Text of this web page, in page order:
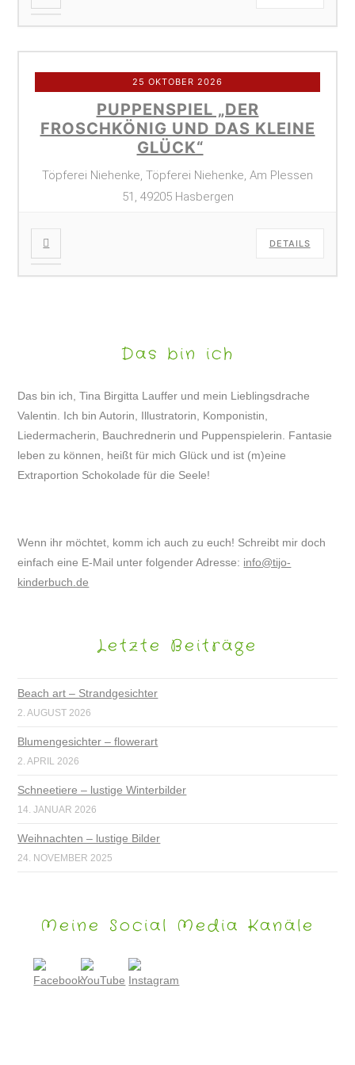
25 OKTOBER 2026
PUPPENSPIEL „DER
FROSCHKÖNIG UND DAS KLEINE
GLÜCK“
Töpferei Niehenke, Töpferei Niehenke, Am Plessen
51, 49205 Hasbergen
DETAILS
Das bin ich
Das bin ich, Tina Birgitta Lauffer und mein Lieblingsdrache
Valentin. Ich bin Autorin, Illustratorin, Komponistin,
Liedermacherin, Bauchrednerin und Puppenspielerin. Fantasie
leben zu können, heißt für mich Glück und ist (m)eine
Extraportion Schokolade für die Seele!
Wenn ihr möchtet, komm ich auch zu euch! Schreibt mir doch
einfach eine E-Mail unter folgender Adresse: info@tijo-
kinderbuch.de
Letzte Beiträge
Beach art – Strandgesichter
2. AUGUST 2026
Blumengesichter – flowerart
2. APRIL 2026
Schneetiere – lustige Winterbilder
14. JANUAR 2026
Weihnachten – lustige Bilder
24. NOVEMBER 2025
Meine Social Media Kanäle